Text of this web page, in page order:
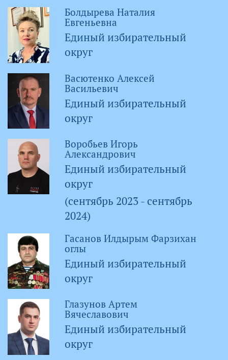
Болдырева Наталия
Евгеньевна
Единый избирательный
округ
Васютенко Алексей
Васильевич
Единый избирательный
округ
Воробьев Игорь
Александрович
Единый избирательный
округ
(сентябрь 2023 - сентябрь
2024)
Гасанов Илдырым Фарзихан
оглы
Единый избирательный
округ
Глазунов Артем
Вячеславович
Единый избирательный
округ